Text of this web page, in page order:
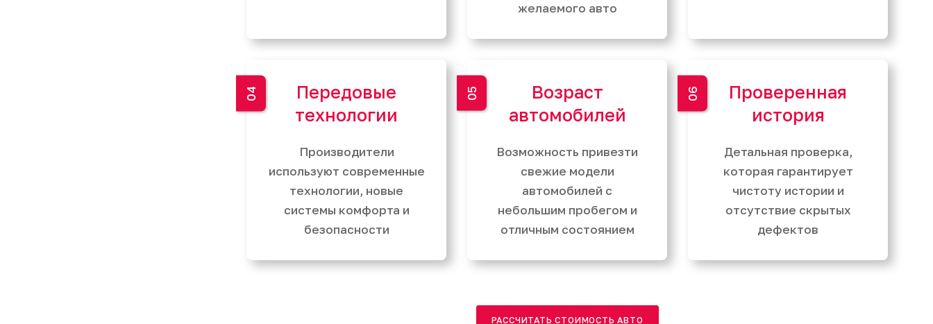
желаемого авто
Передовые
технологии
Производители
используют современные
технологии, новые
системы комфорта и
безопасности
Возраст
автомобилей
Возможность привезти
свежие модели
автомобилей с
небольшим пробегом и
отличным состоянием
Проверенная
история
Детальная проверка,
которая гарантирует
чистоту истории и
отсутствие скрытых
дефектов
РАССЧИТАТЬ СТОИМОСТЬ АВТО